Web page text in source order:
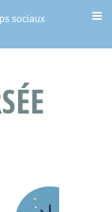
sociaux